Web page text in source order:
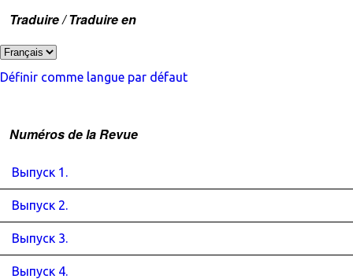
Traduire / Traduire en
Définir comme langue par défaut
Numéros de la Revue
Выпуск 1.
Выпуск 2.
Выпуск 3.
Выпуск 4.